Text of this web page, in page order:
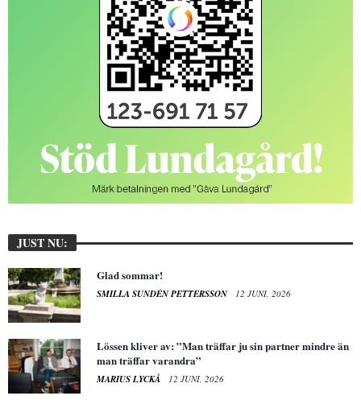
JUST NU:
Glad sommar!
SMILLA SUNDÉN PETTERSSON 12 JUNI, 2026
Lössen kliver av: ”Man träffar ju sin partner mindre än
man träffar varandra”
MARIUS LYCKÅ 12 JUNI, 2026